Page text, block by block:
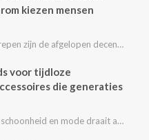
kiezen mensen
Cosmetische ingrepen zijn de afgelopen decennia steeds populairder geworden. Van kleine behandelingen zoals fillers en…
voor tijdloze
die generaties
In de wereld van schoonheid en mode draait alles om het uitstralen van je persoonlijke…